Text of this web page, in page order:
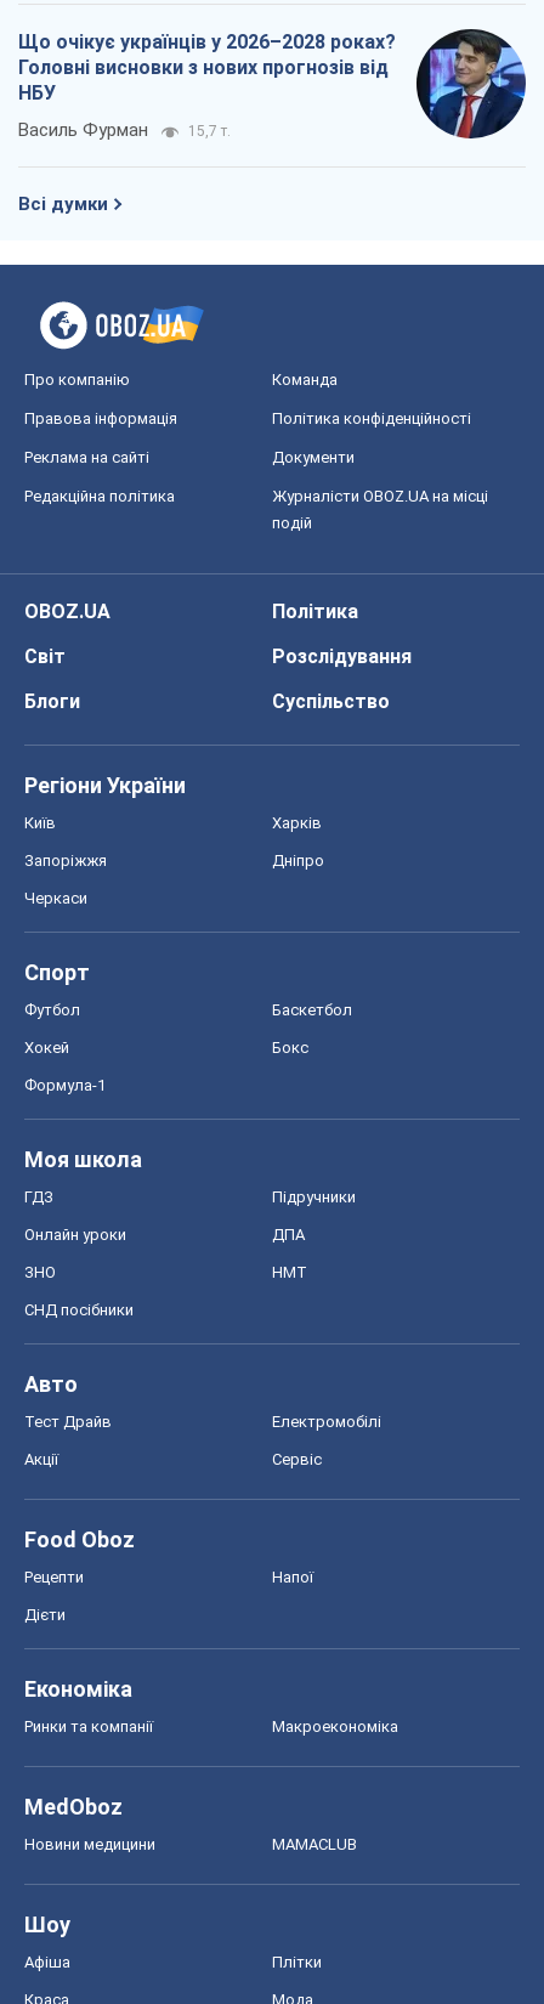
Що очікує українців у 2026–2028 роках?
Головні висновки з нових прогнозів від
НБУ
Василь Фурман 15,7 т.
Всі думки
Про компанію Команда
Правова інформація Політика конфіденційності
Реклама на сайті Документи
Редакційна політика
Журналісти OBOZ.UA на місці
подій
OBOZ.UA
Політика
Світ
Розслідування
Блоги
Суспільство
Регіони України
Київ Харків
Запоріжжя Дніпро
Черкаси
Спорт
Футбол Баскетбол
Хокей Бокс
Формула-1
Моя школа
ГДЗ Підручники
Онлайн уроки ДПА
ЗНО НМТ
СНД посібники
Авто
Тест Драйв Електромобілі
Акції Сервіс
Food Oboz
Рецепти Напої
Дієти
Економіка
Ринки та компанії Макроекономіка
MedOboz
Новини медицини MAMACLUB
Шоу
Афіша Плітки
Краса Мода